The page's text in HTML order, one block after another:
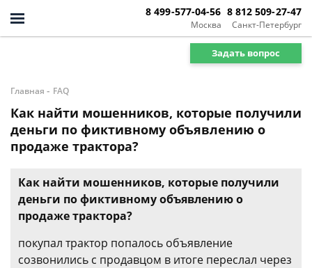
Москва
8 499-577-04-56
Санкт-Петербург
8 812 509-27-47
Задать вопрос
Главная - FAQ
Как найти мошенников, которые получили
деньги по фиктивному объявлению о
продаже трактора?
Как найти мошенников, которые получили
деньги по фиктивному объявлению о
продаже трактора?
покупал трактор попалось объявление
созвонились с продавцом в итоге переслал через